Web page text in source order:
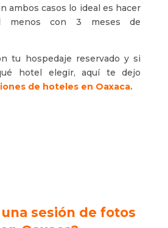
ambos casos lo ideal es hacer
menos con 3 meses de
tu hospedaje reservado y si
hotel elegir, aquí te dejo
de hoteles en Oaxaca.
una sesión de fotos